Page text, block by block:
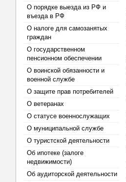
О порядке выезда из РФ и
въезда в РФ
О налоге для самозанятых
граждан
О государственном
пенсионном обеспечении
О воинской обязанности и
военной службе
О защите прав потребителей
О ветеранах
О статусе военнослужащих
О муниципальной службе
О туристской деятельности
Об ипотеке (залоге
недвижимости)
Об аудиторской деятельности